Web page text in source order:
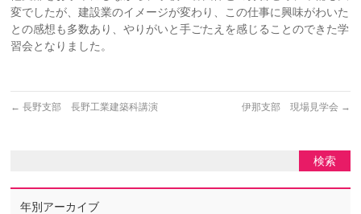
変でしたが、建設業のイメージが変わり、この仕事に興味がわいた
との感想も多数あり、やりがいと手ごたえを感じることのできた学
習会となりました。
← 長野支部 長野工業建築科講演 伊那支部 現場見学会 →
年別アーカイブ